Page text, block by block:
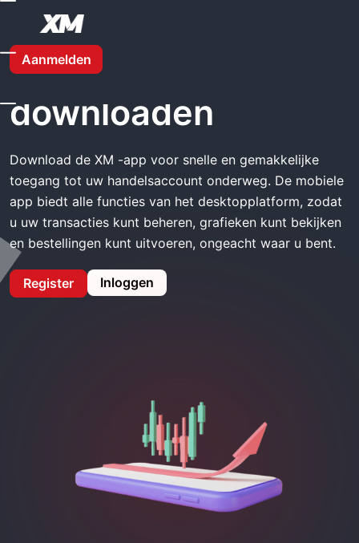
Aanmelden
Thuis XM App Downloaden
XM App
downloaden
Download de XM -app voor snelle en gemakkelijke
toegang tot uw handelsaccount onderweg. De mobiele
app biedt alle functies van het desktopplatform, zodat
u uw transacties kunt beheren, grafieken kunt bekijken
en bestellingen kunt uitvoeren, ongeacht waar u bent.
Register Inloggen